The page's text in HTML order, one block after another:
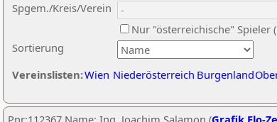
Sortierung
Spgem./Kreis/Verein
Nur "österreichische" Spieler
Vereinslisten:Wien Niederösterreich Burgenland
Pnr:112367 Name: Ing. Joachim Salamon (Grafik Elo-